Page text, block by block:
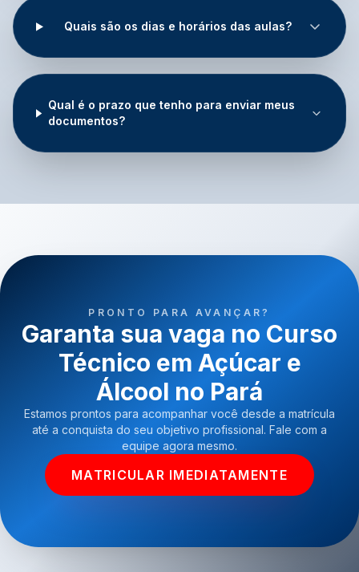
Quais são os dias e horários das aulas?
Qual é o prazo que tenho para enviar meus
documentos?
PRONTO PARA AVANÇAR?
Garanta sua vaga no Curso
Técnico em Açúcar e
Álcool no Pará
Estamos prontos para acompanhar você desde a matrícula
até a conquista do seu objetivo profissional. Fale com a
equipe agora mesmo.
MATRICULAR IMEDIATAMENTE